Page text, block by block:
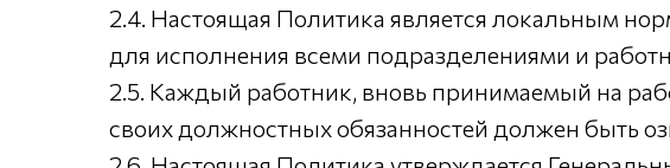
2.4. Настоящая Политика является локальным
для исполнения всеми подразделениями и
2.5. Каждый работник, вновь принимаемый на
своих должностных обязанностей должен быть